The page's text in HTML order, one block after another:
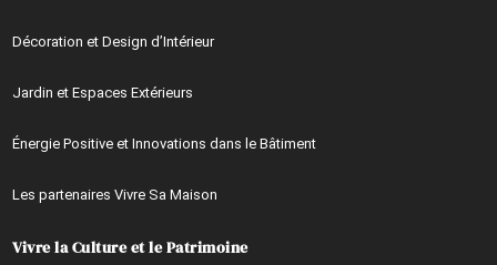
Décoration et Design d’Intérieur
Jardin et Espaces Extérieurs
Énergie Positive et Innovations dans le Bâtiment
Les partenaires Vivre Sa Maison
Vivre la Culture et le Patrimoine